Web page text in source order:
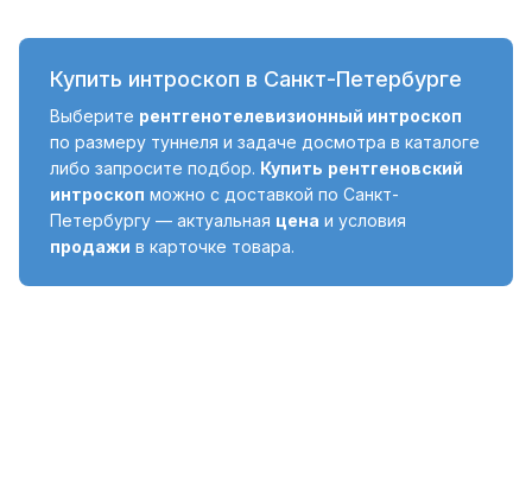
Купить интроскоп в Санкт-Петербурге
Выберите рентгенотелевизионный интроскоп
по размеру туннеля и задаче досмотра в каталоге
либо запросите подбор. Купить рентгеновский
интроскоп можно с доставкой по Санкт-
Петербургу — актуальная цена и условия
продажи в карточке товара.